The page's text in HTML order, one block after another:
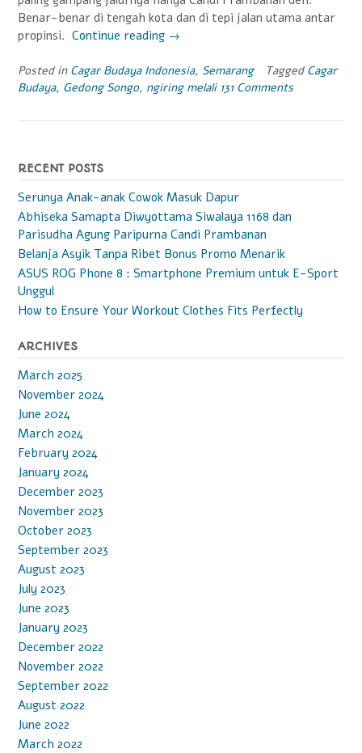
Benar-benar di tengah kota dan di tepi jalan utama antar
propinsi. Continue reading “Telusur
Sejarah
di
Gedong
→
Posted in Cagar Budaya Indonesia, Semarang Tagged Cagar
Budaya, Gedong Songo, ngiring melali 131 Comments
RECENT POSTS
Serunya Anak-anak Cowok Masuk Dapur
Abhiseka Samapta Diwyottama Siwalaya 1168 dan
Parisudha Agung Paripurna Candi Prambanan
Belanja Asyik Tanpa Ribet Bonus Promo Menarik
ASUS ROG Phone 8 : Smartphone Premium untuk E-Sport
Unggul
How to Ensure Your Workout Clothes Fits Perfectly
ARCHIVES
March 2025
November 2024
June 2024
March 2024
February 2024
January 2024
December 2023
November 2023
October 2023
September 2023
August 2023
July 2023
June 2023
January 2023
December 2022
November 2022
September 2022
August 2022
June 2022
March 2022